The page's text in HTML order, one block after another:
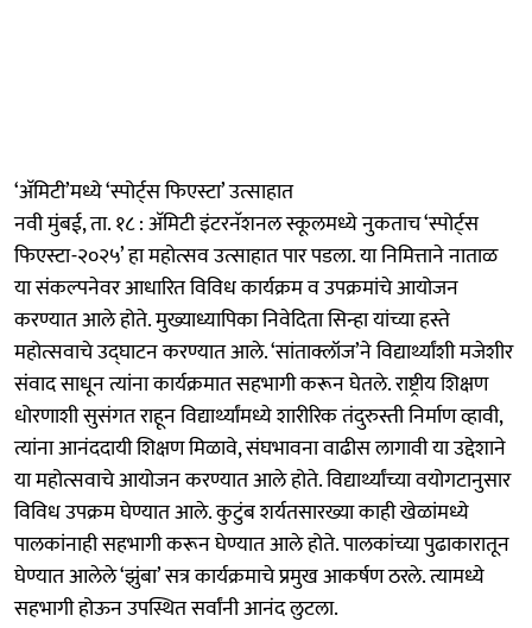
‘अ‍ॅमिटी’मध्ये ‘स्पोर्ट्स फिएस्टा’ उत्साहात
नवी मुंबई, ता. १८ : अ‍ॅमिटी इंटरनॅशनल स्कूलमध्ये नुकताच ‘स्पोर्ट्स
फिएस्टा-२०२५’ हा महोत्सव उत्साहात पार पडला. या निमित्ताने नाताळ
या संकल्पनेवर आधारित विविध कार्यक्रम व उपक्रमांचे आयोजन
करण्यात आले होते. मुख्याध्यापिका निवेदिता सिन्हा यांच्या हस्ते
महोत्सवाचे उद्‍घाटन करण्यात आले. ‘सांताक्लॉज’ने विद्यार्थ्यांशी मजेशीर
संवाद साधून त्यांना कार्यक्रमात सहभागी करून घेतले. राष्ट्रीय शिक्षण
धोरणाशी सुसंगत राहून विद्यार्थ्यांमध्ये शारीरिक तंदुरुस्ती निर्माण व्हावी,
त्यांना आनंददायी शिक्षण मिळावे, संघभावना वाढीस लागावी या उद्देशाने
या महोत्सवाचे आयोजन करण्यात आले होते. विद्यार्थ्यांच्या वयोगटानुसार
विविध उपक्रम घेण्यात आले. कुटुंब शर्यतसारख्या काही खेळांमध्ये
पालकांनाही सहभागी करून घेण्यात आले होते. पालकांच्या पुढाकारातून
घेण्यात आलेले ‘झुंबा’ सत्र कार्यक्रमाचे प्रमुख आकर्षण ठरले. त्यामध्ये
सहभागी होऊन उपस्थित सर्वांनी आनंद लुटला.